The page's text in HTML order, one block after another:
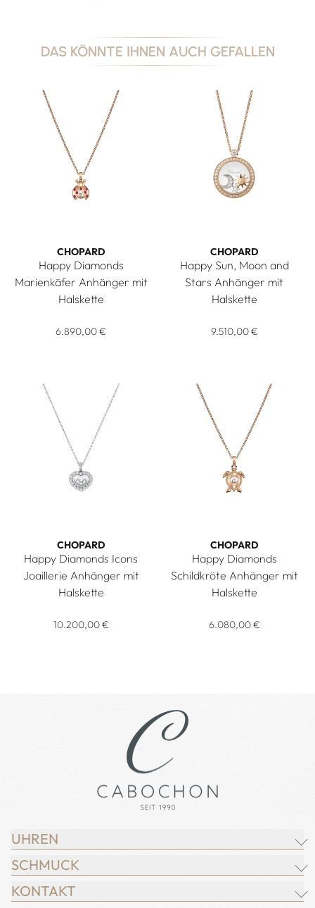
DAS KÖNNTE IHNEN AUCH GEFALLEN
CHOPARD
Happy Diamonds
Marienkäfer Anhänger mit
Halskette
6.890,00 €
CHOPARD
Happy Sun, Moon and
Stars Anhänger mit
Halskette
9.510,00 €
CHOPARD
Happy Diamonds Icons
Joaillerie Anhänger mit
Halskette
10.200,00 €
CHOPARD
Happy Diamonds
Schildkröte Anhänger mit
Halskette
6.080,00 €
UHREN
BREITLING
CHOPARD
SCHMUCK
JUWELIER CABOCHON
KONTAKT